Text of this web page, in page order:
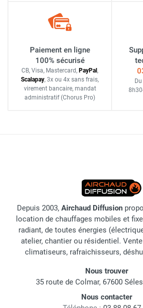
Paiement en ligne
100% sécurisé
CB, Visa, Mastercard, PayPal ,
Scalapay, 3x ou 4x sans frais,
virement bancaire, mandat
administratif (Chorus Pro)
Depuis 2003, Airchaud Diffusion
location de chauffages mobiles et
radiant, de toutes énergies
atelier, chantier ou résidentiel.
climatiseurs, rafraichisseurs,
Nous trouver
35 route de Colmar, 67600
Nous contacter